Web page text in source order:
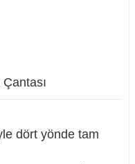
dört yönde tam